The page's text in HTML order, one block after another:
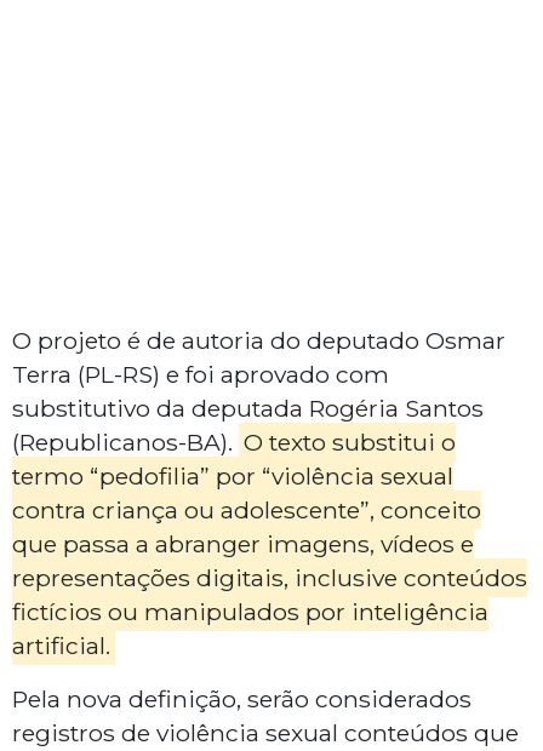
O projeto é de autoria do deputado Osmar
Terra (PL-RS) e foi aprovado com
substitutivo da deputada Rogéria Santos
(Republicanos-BA). O texto substitui o
termo “pedofilia” por “violência sexual
contra criança ou adolescente”, conceito
que passa a abranger imagens, vídeos e
representações digitais, inclusive conteúdos
fictícios ou manipulados por inteligência
artificial.
Pela nova definição, serão considerados
registros de violência sexual conteúdos que